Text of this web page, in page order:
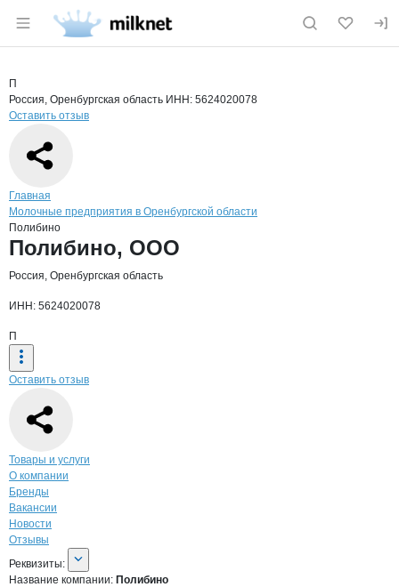
Раздел навигации по сайту milknet.ru
Страница компании
Страница компании
Краткая информация о компании
П
Россия, Оренбургская область ИНН: 5624020078
Оставить отзыв
Навигация по сайту
Главная
Молочные предприятия в Оренбургской области
Полибино
Основная информация о компании
Полибино, ООО
Россия, Оренбургская область
ИНН: 5624020078
П
Оставить отзыв
Навигация по странице
Товары и услуги
О компании
Бренды
Вакансии
Новости
Отзывы
О компании
Реквизиты
Реквизиты:
Название компании: Полибино